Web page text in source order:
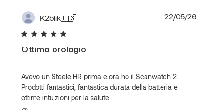
K2blik🇺🇸
Ottimo orologio
Avevo un Steele HR prima e ora ho il Scanwatch 2.
Prodotti fantastici, fantastica durata della batteria e
ottime intuizioni per la salute
22/05/26